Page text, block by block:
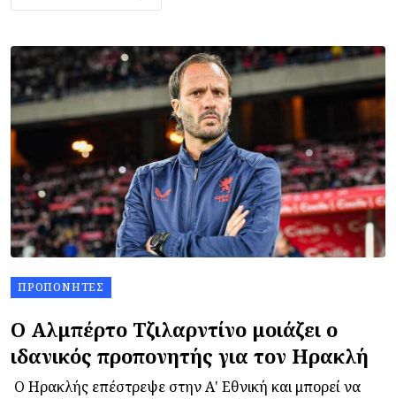
ΠΡΟΠΟΝΗΤΈΣ
Ο Αλμπέρτο Τζιλαρντίνο μοιάζει ο
ιδανικός προπονητής για τον Ηρακλή
Ο Ηρακλής επέστρεψε στην Α' Εθνική και μπορεί να